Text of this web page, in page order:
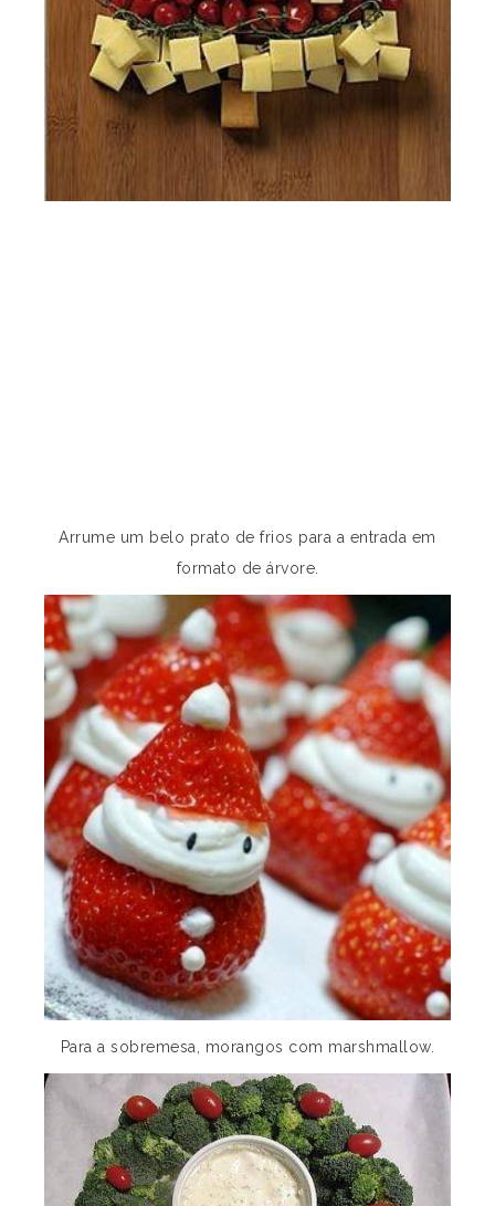
Arrume um belo prato de frios para a entrada em
formato de árvore.
Para a sobremesa, morangos com marshmallow.